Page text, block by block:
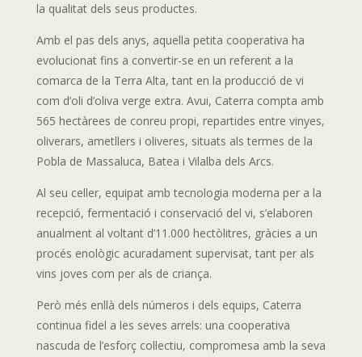
la qualitat dels seus productes.
Amb el pas dels anys, aquella petita cooperativa ha
evolucionat fins a convertir-se en un referent a la
comarca de la Terra Alta, tant en la producció de vi
com d’oli d’oliva verge extra. Avui, Caterra compta amb
565 hectàrees de conreu propi, repartides entre vinyes,
oliverars, ametllers i oliveres, situats als termes de la
Pobla de Massaluca, Batea i Vilalba dels Arcs.
Al seu celler, equipat amb tecnologia moderna per a la
recepció, fermentació i conservació del vi, s’elaboren
anualment al voltant d’11.000 hectòlitres, gràcies a un
procés enològic acuradament supervisat, tant per als
vins joves com per als de criança.
Però més enllà dels números i dels equips, Caterra
continua fidel a les seves arrels: una cooperativa
nascuda de l’esforç col·lectiu, compromesa amb la seva